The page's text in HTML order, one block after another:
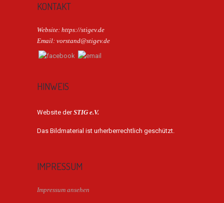
KONTAKT
Website: https://stigev.de
Email: vorstand@stigev.de
HINWEIS
Website derSTIG e.V.
Das Bildmaterial ist urherberrechtlich geschützt.
IMPRESSUM
Impressum ansehen